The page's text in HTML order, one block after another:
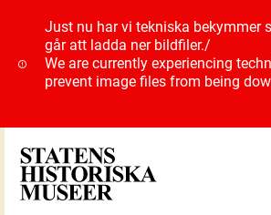
Just nu har vi tekniska bekymmer
går att ladda ner bildfiler./
We are currently experiencing
prevent image files from being